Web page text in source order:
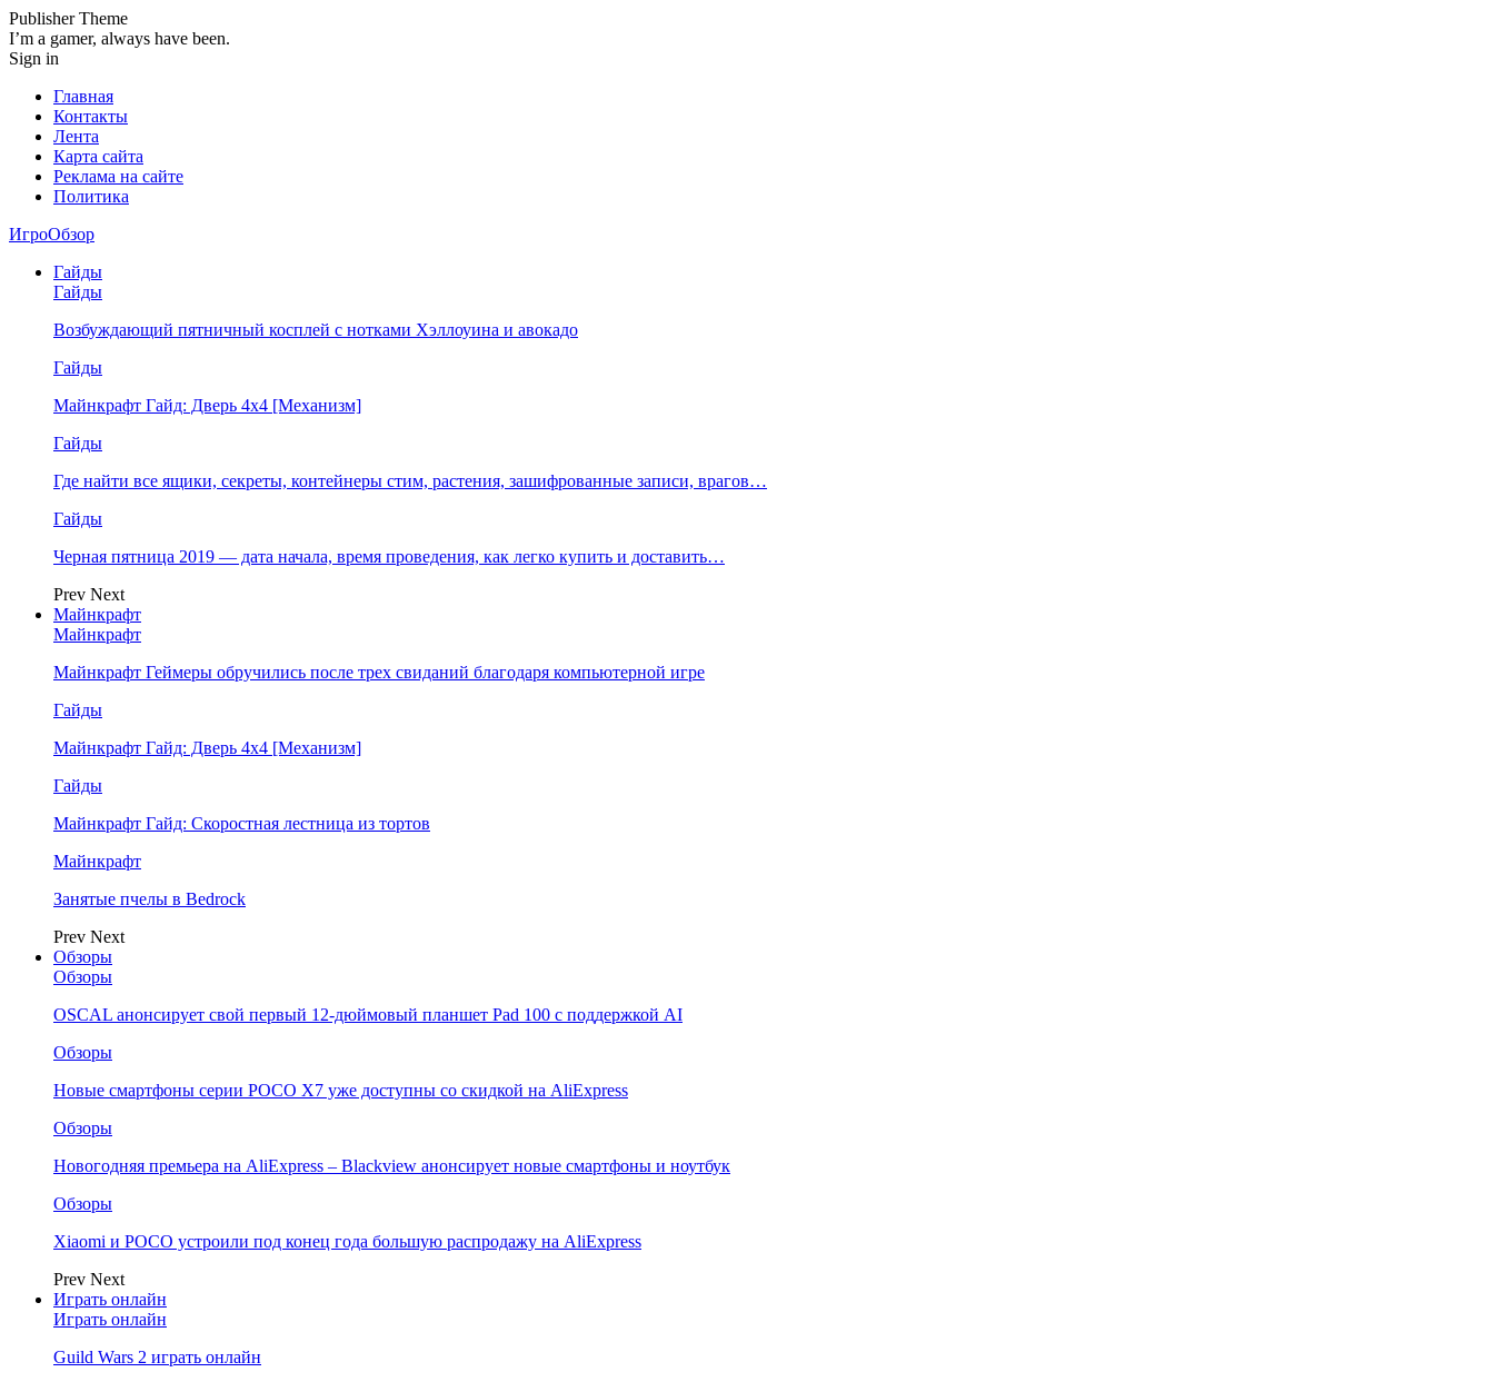
Publisher Theme
I’m a gamer, always have been.
Sign in
Главная
Контакты
Лента
Карта сайта
Реклама на сайте
Политика
ИгроОбзор
Гайды
Гайды
Возбуждающий пятничный косплей с нотками Хэллоуина и авокадо
Гайды
Майнкрафт Гайд: Дверь 4х4 [Механизм]
Гайды
Где найти все ящики, секреты, контейнеры стим, растения, зашифрованные записи, врагов…
Гайды
Черная пятница 2019 — дата начала, время проведения, как легко купить и доставить…
Prev Next
Майнкрафт
Майнкрафт
Майнкрафт Геймеры обручились после трех свиданий благодаря компьютерной игре
Гайды
Майнкрафт Гайд: Дверь 4х4 [Механизм]
Гайды
Майнкрафт Гайд: Скоростная лестница из тортов
Майнкрафт
Занятые пчелы в Bedrock
Prev Next
Обзоры
Обзоры
OSCAL анонсирует свой первый 12-дюймовый планшет Pad 100 с поддержкой AI
Обзоры
Новые смартфоны серии POCO X7 уже доступны со скидкой на AliExpress
Обзоры
Новогодняя премьера на AliExpress – Blackview анонсирует новые смартфоны и ноутбук
Обзоры
Xiaomi и POCO устроили под конец года большую распродажу на AliExpress
Prev Next
Играть онлайн
Играть онлайн
Guild Wars 2 играть онлайн